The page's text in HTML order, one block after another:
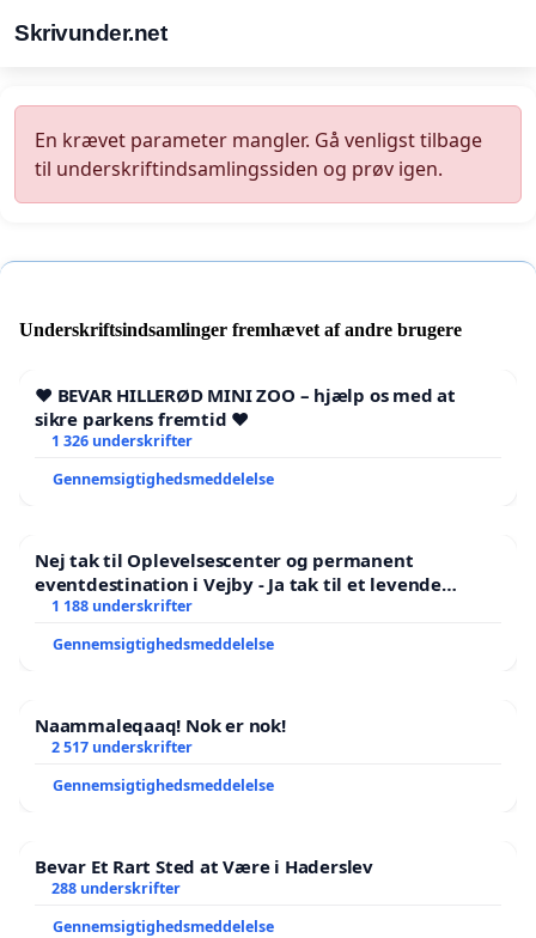
Skrivunder.net
En krævet parameter mangler. Gå venligst tilbage
til underskriftindsamlingssiden og prøv igen.
Underskriftsindsamlinger fremhævet af andre brugere
❤️ BEVAR HILLERØD MINI ZOO – hjælp os med at
sikre parkens fremtid ❤️
1 326 underskrifter
Gennemsigtighedsmeddelelse
Nej tak til Oplevelsescenter og permanent
eventdestination i Vejby - Ja tak til et levende
lokalområde i balance
1 188 underskrifter
Gennemsigtighedsmeddelelse
Naammaleqaaq! Nok er nok!
2 517 underskrifter
Gennemsigtighedsmeddelelse
Bevar Et Rart Sted at Være i Haderslev
288 underskrifter
Gennemsigtighedsmeddelelse